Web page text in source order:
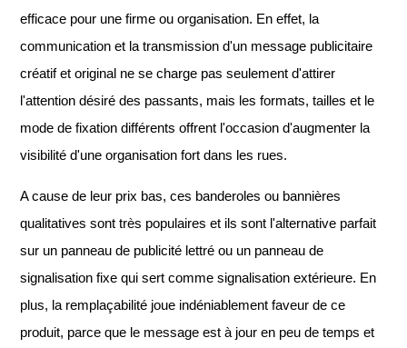
efficace pour une firme ou organisation. En effet, la
communication et la transmission d'un message publicitaire
créatif et original ne se charge pas seulement d'attirer
l'attention désiré des passants, mais les formats, tailles et le
mode de fixation différents offrent l'occasion d'augmenter la
visibilité d'une organisation fort dans les rues.
A cause de leur prix bas, ces banderoles ou bannières
qualitatives sont très populaires et ils sont l'alternative parfait
sur un panneau de publicité lettré ou un panneau de
signalisation fixe qui sert comme signalisation extérieure. En
plus, la remplaçabilité joue indéniablement faveur de ce
produit, parce que le message est à jour en peu de temps et